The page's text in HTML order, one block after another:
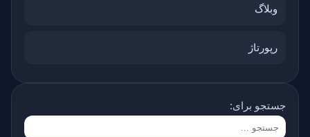
وبلاگ
رپورتاژ
جستجو برای: